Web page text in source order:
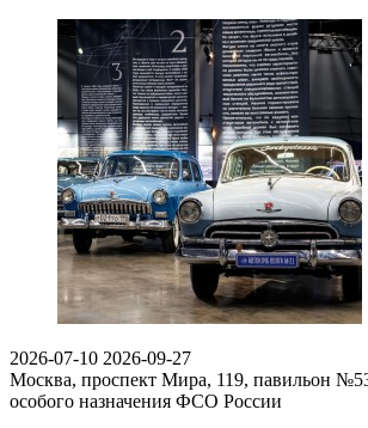
2026-07-10 2026-09-27
Москва, проспект Мира, 119, павильон
особого назначения ФСО России